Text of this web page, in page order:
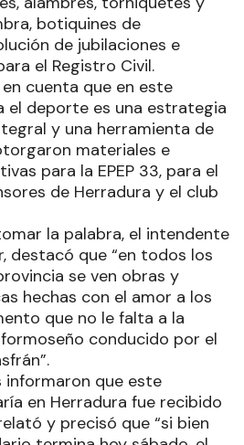
botiquines de
de jubilaciones e
el Registro Civil.
cuenta que en este
el deporte es una estrategia
y una herramienta de
materiales e
para la EPEP 33, para el
de Herradura y el club
la palabra, el intendente
destacó que “en todos los
se ven obras y
hechas con el amor a los
que no le falta a la
conducido por el
informaron que este
en Herradura fue recibido
y precisó que “si bien